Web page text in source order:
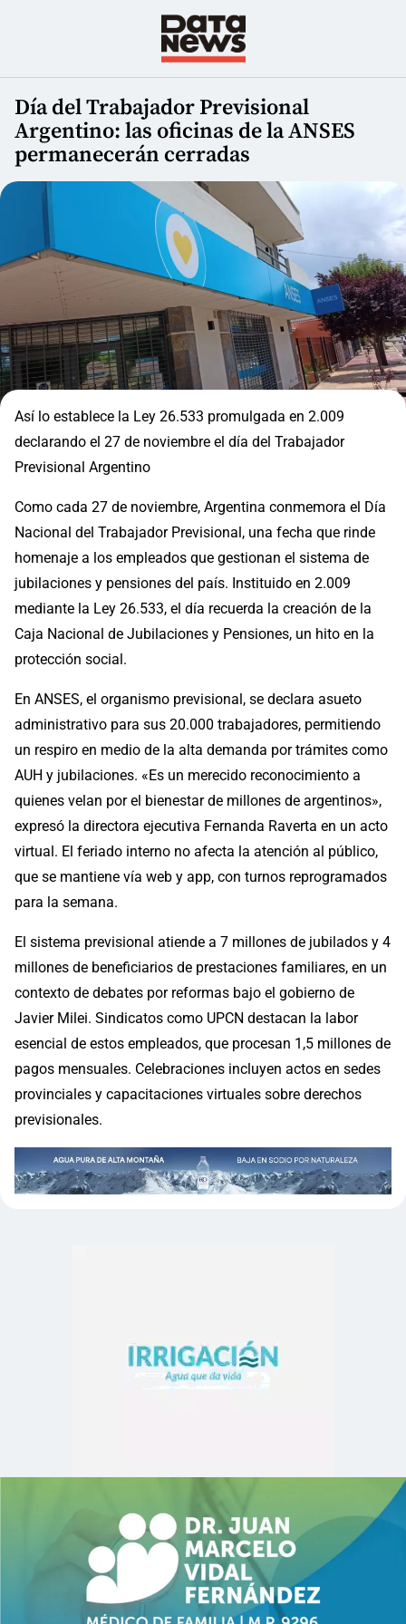
Día del Trabajador Previsional
Argentino: las oficinas de la ANSES
permanecerán cerradas
Así lo establece la Ley 26.533 promulgada en 2.009
declarando el 27 de noviembre el día del Trabajador
Previsional Argentino
Como cada 27 de noviembre, Argentina conmemora el Día
Nacional del Trabajador Previsional, una fecha que rinde
homenaje a los empleados que gestionan el sistema de
jubilaciones y pensiones del país. Instituido en 2.009
mediante la Ley 26.533, el día recuerda la creación de la
Caja Nacional de Jubilaciones y Pensiones, un hito en la
protección social.
En ANSES, el organismo previsional, se declara asueto
administrativo para sus 20.000 trabajadores, permitiendo
un respiro en medio de la alta demanda por trámites como
AUH y jubilaciones. «Es un merecido reconocimiento a
quienes velan por el bienestar de millones de argentinos»,
expresó la directora ejecutiva Fernanda Raverta en un acto
virtual. El feriado interno no afecta la atención al público,
que se mantiene vía web y app, con turnos reprogramados
para la semana.
El sistema previsional atiende a 7 millones de jubilados y 4
millones de beneficiarios de prestaciones familiares, en un
contexto de debates por reformas bajo el gobierno de
Javier Milei. Sindicatos como UPCN destacan la labor
esencial de estos empleados, que procesan 1,5 millones de
pagos mensuales. Celebraciones incluyen actos en sedes
provinciales y capacitaciones virtuales sobre derechos
previsionales.